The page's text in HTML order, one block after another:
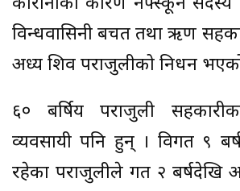
विन्धवासिनी बचत तथा ऋण
अध्यक्ष शिव पराजुलीको निधन
६० बर्षिय पराजुली
व्यवसायी पनि हुन् । विगत ९
रहेका पराजुलीले गत २ बर्षदेखि